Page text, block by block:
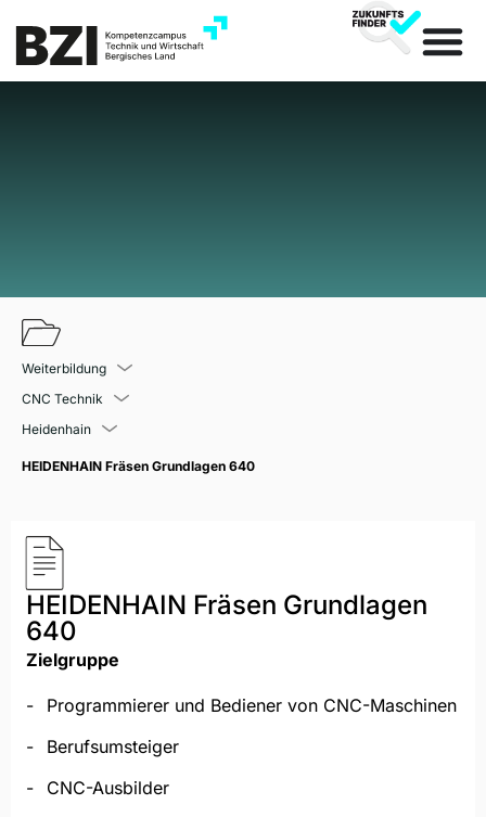
Weiterbildung
CNC Technik
Heidenhain
HEIDENHAIN Fräsen Grundlagen 640
HEIDENHAIN Fräsen Grundlagen
640
Zielgruppe
Programmierer und Bediener​ von CNC-Maschinen
Berufsumsteiger
CNC-Ausbilder